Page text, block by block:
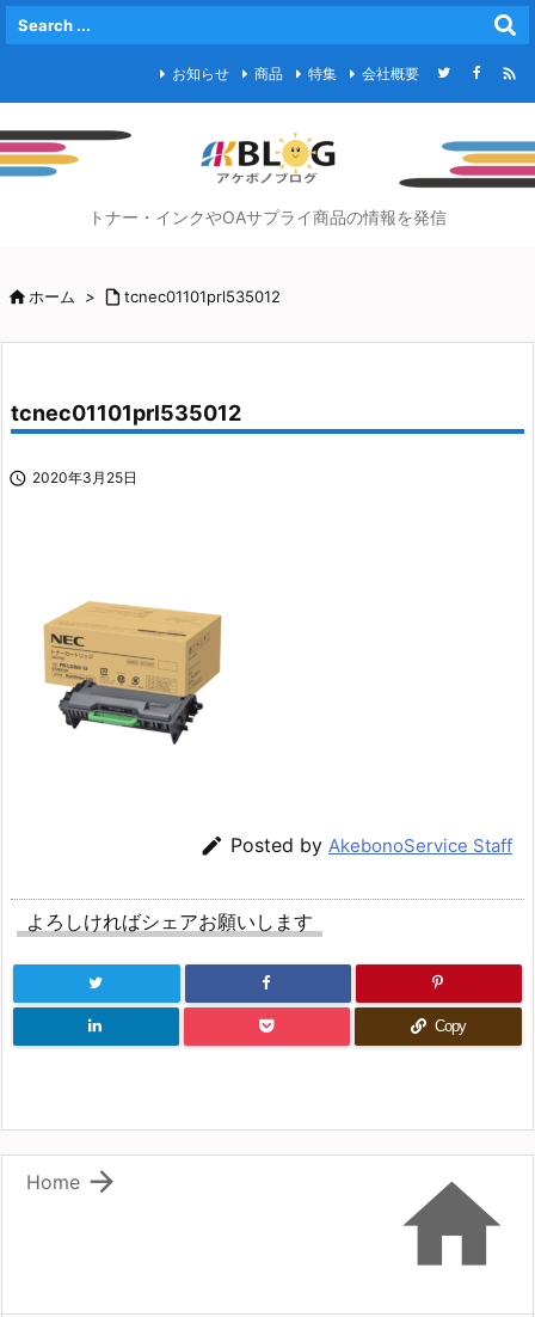
お知らせ 商品 特集 会社概要 
トナー・インクやOAサプライ商品の情報を発信
ホーム >  tcnec01101prl535012
tcnec01101prl535012
 2020年3月25日
 Posted by AkebonoService Staff
よろしければシェアお願いします
Copy


Home